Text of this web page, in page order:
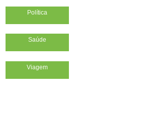
Política
Saúde
Viagem